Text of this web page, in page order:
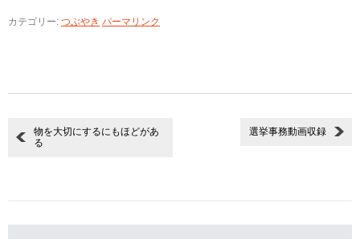
カテゴリー: つぶやき パーマリンク
物を大切にするにもほどがあ
る
選挙事務動画収録